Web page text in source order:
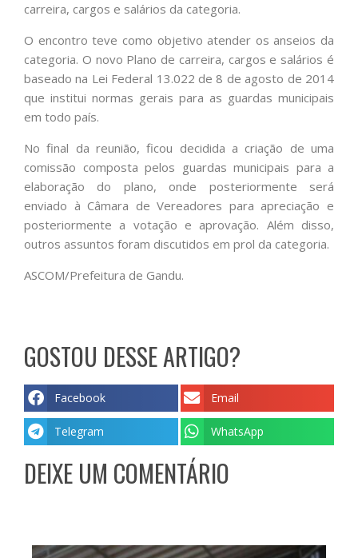
carreira, cargos e salários da categoria.
O encontro teve como objetivo atender os anseios da
categoria. O novo Plano de carreira, cargos e salários é
baseado na Lei Federal 13.022 de 8 de agosto de 2014
que institui normas gerais para as guardas municipais
em todo país.
No final da reunião, ficou decidida a criação de uma
comissão composta pelos guardas municipais para a
elaboração do plano, onde posteriormente será
enviado à Câmara de Vereadores para apreciação e
posteriormente a votação e aprovação. Além disso,
outros assuntos foram discutidos em prol da categoria.
ASCOM/Prefeitura de Gandu.
GOSTOU DESSE ARTIGO?
Facebook Email
Telegram WhatsApp
DEIXE UM COMENTÁRIO